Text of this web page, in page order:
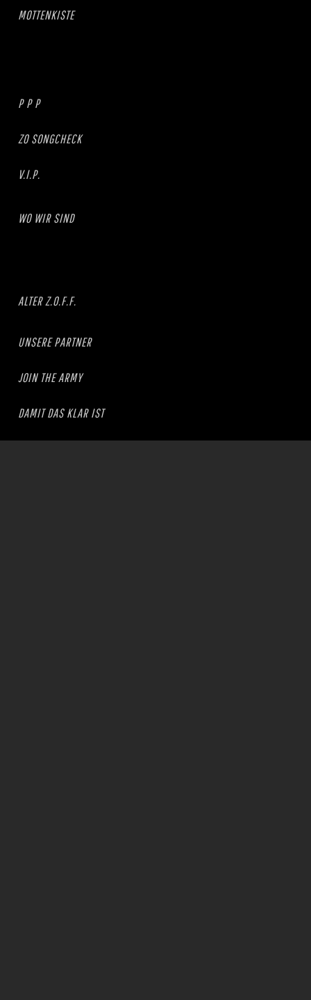
MOTTENKISTE
P P P
ZO SONGCHECK
V.I.P.
WO WIR SIND
ALTER Z.O.F.F.
UNSERE PARTNER
JOIN THE ARMY
DAMIT DAS KLAR IST